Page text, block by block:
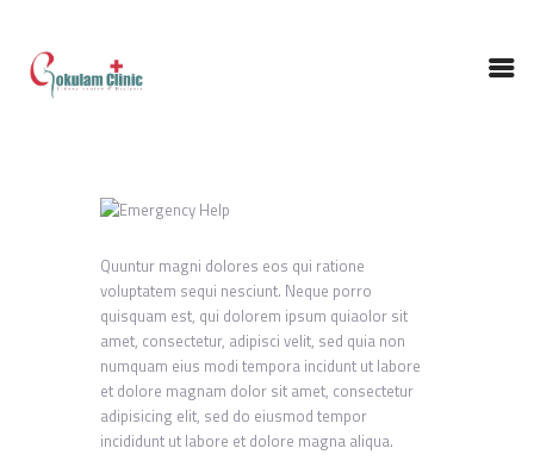
HOME
ABOUT DOCTOR
NEPHROLOGY
SERVICES
TESTIMONIALS
GALLERY
CONTACT US
Quuntur magni dolores eos qui ratione
voluptatem sequi nesciunt. Neque porro
quisquam est, qui dolorem ipsum quiaolor sit
amet, consectetur, adipisci velit, sed quia non
numquam eius modi tempora incidunt ut labore
et dolore magnam dolor sit amet, consectetur
adipisicing elit, sed do eiusmod tempor
incididunt ut labore et dolore magna aliqua.